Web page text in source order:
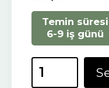
Temin süresi
6-9 iş günü